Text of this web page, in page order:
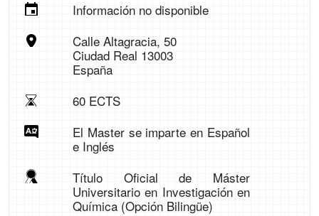
Información no disponible
Calle Altagracia, 50
Ciudad Real 13003
España
60 ECTS
El Master se imparte en Español
e Inglés
Título Oficial de Máster
Universitario en Investigación en
Química (Opción Bilingüe)